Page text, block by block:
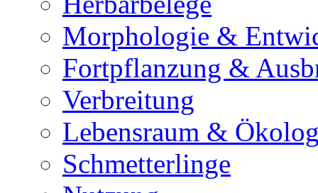
Morphologie &
Fortpflanzung &
Verbreitung
Lebensraum &
Schmetterlinge